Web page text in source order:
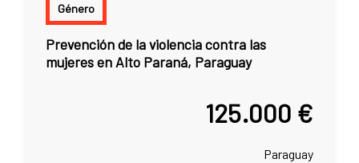
Género
Prevención de la violencia contra las
mujeres en Alto Paraná, Paraguay
125.000 €
Paraguay